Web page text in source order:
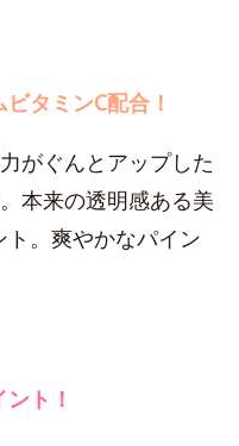
タミンC配合！
がぐんとアップした
本来の透明感ある美
ト。爽やかなパイン
ト！